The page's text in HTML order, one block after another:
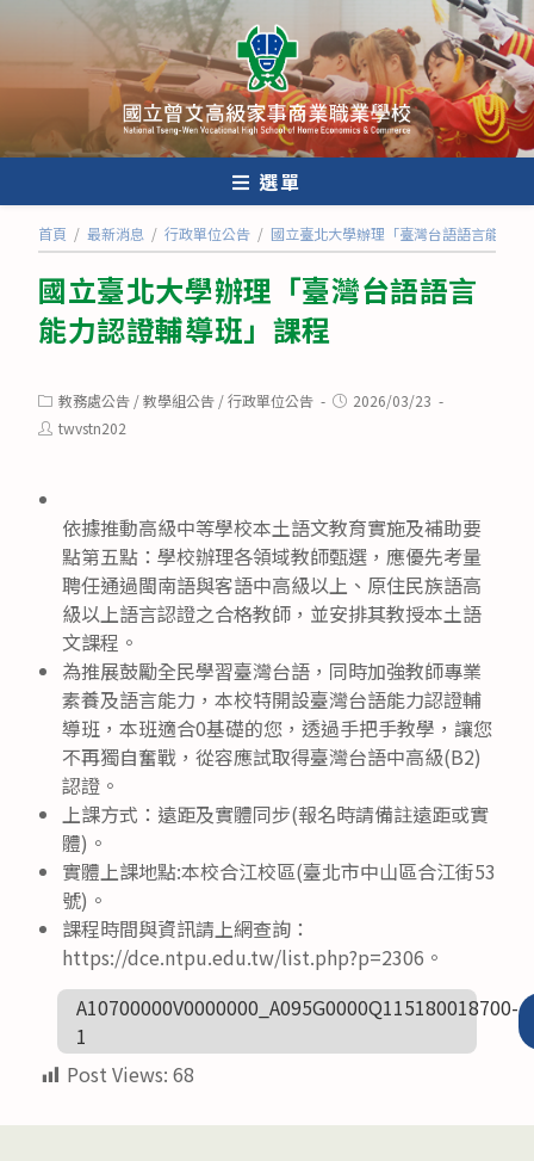
內
選單
首頁 / 最新消息 / 行政單位公告 / 國立臺北大學辦理「臺灣台語語言能力認
國立臺北大學辦理「臺灣台語語言
能力認證輔導班」課程
Post
category:
教務處公告 /教學組公告 /行政單位公告
Post2026/03/23
Posttwvstn202
依據推動高級中等學校本土語文教育實施及補助要
點第五點：學校辦理各領域教師甄選，應優先考量
聘任通過閩南語與客語中高級以上、原住民族語高
級以上語言認證之合格教師，並安排其教授本土語
文課程。
為推展鼓勵全民學習臺灣台語，同時加強教師專業
素養及語言能力，本校特開設臺灣台語能力認證輔
導班，本班適合0基礎的您，透過手把手教學，讓您
不再獨自奮戰，從容應試取得臺灣台語中高級(B2)
認證。
上課方式：遠距及實體同步(報名時請備註遠距或實
體)。
實體上課地點:本校合江校區(臺北市中山區合江街53
號)。
課程時間與資訊請上網查詢：
https://dce.ntpu.edu.tw/list.php?p=2306。
A10700000V0000000_A095G0000Q115180018700-
1
Post Views: 68